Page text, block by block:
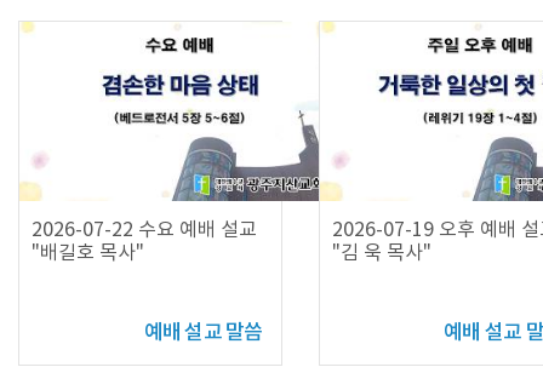
예배 설교 말씀
2026-07-22 수요 예배 설교
"배길호 목사"
예배 설교
2026-07-19 오후 예배 설
"김 욱 목사"